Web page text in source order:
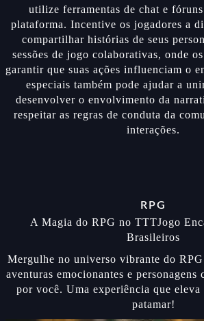
utilize ferramentas de chat e
plataforma. Incentive os jogadores a
compartilhar histórias de seus
sessões de jogo colaborativas, onde
garantir que suas ações influenciam o
especiais também pode ajudar a
desenvolver o envolvimento da
respeitar as regras de conduta da
interações.
RPG
A Magia do RPG no TTTJogo
Brasileiros
Mergulhe no universo vibrante do
aventuras emocionantes e personagens
por você. Uma experiência que
patamar!